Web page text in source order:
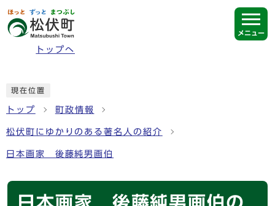
ページの先頭です
トップへ
メニュー
現在位置
トップ 町政情報
松伏町にゆかりのある著名人の紹介
日本画家 後藤純男画伯